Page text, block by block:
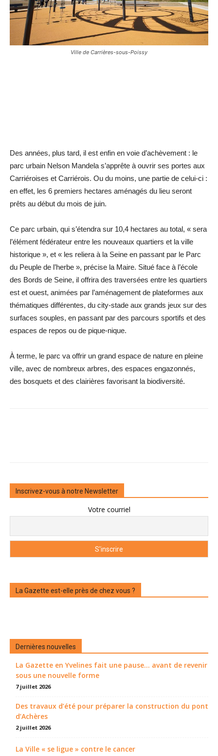
Ville de Carrières-sous-Poissy
Des années, plus tard, il est enfin en voie d’achèvement : le
parc urbain Nelson Mandela s’apprête à ouvrir ses portes aux
Carriéroises et Carriérois. Ou du moins, une partie de celui-ci :
en effet, les 6 premiers hectares aménagés du lieu seront
prêts au début du mois de juin.
Ce parc urbain, qui s’étendra sur 10,4 hectares au total, « sera
l’élément fédérateur entre les nouveaux quartiers et la ville
historique », et « les reliera à la Seine en passant par le Parc
du Peuple de l’herbe », précise la Maire. Situé face à l’école
des Bords de Seine, il offrira des traversées entre les quartiers
est et ouest, animées par l’aménagement de plateformes aux
thématiques différentes, du city-stade aux grands jeux sur des
surfaces souples, en passant par des parcours sportifs et des
espaces de repos ou de pique-nique.
À terme, le parc va offrir un grand espace de nature en pleine
ville, avec de nombreux arbres, des espaces engazonnés,
des bosquets et des clairières favorisant la ­biodiversité.
Inscrivez-vous à notre Newsletter
Votre courriel
La Gazette est-elle près de chez vous ?
Dernières nouvelles
La Gazette en Yvelines fait une pause... avant de revenir
sous une nouvelle forme
7 juillet 2026
Des travaux d’été pour préparer la construction du pont
d’Achères
2 juillet 2026
La Ville « se ligue » contre le cancer